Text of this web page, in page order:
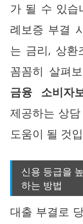
가 될 수 있습
례보증 부결
는 금리, 상환
꼼꼼히 살펴
금융 소비자
제공하는 상
도움이 될 것
신용 등급을
하는 방법
대출 부결로